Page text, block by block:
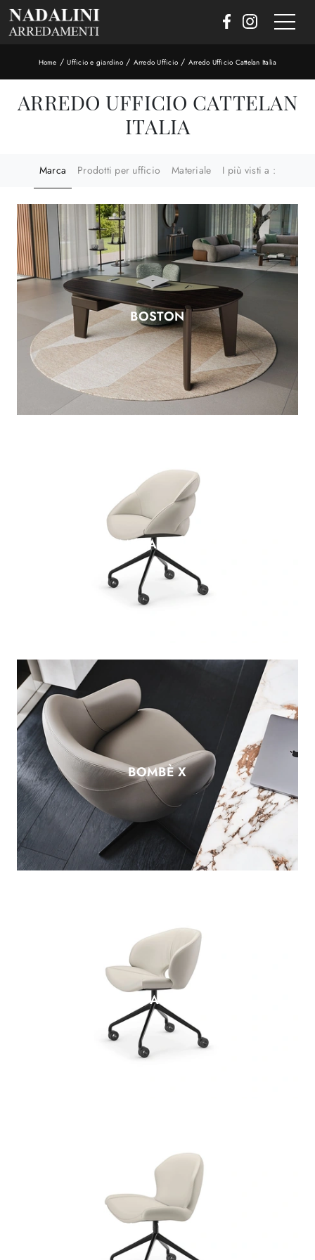
Home /Ufficio e giardino/ Arredo Ufficio / Arredo Ufficio Cattelan Italia
ARREDO UFFICIO CATTELAN
ITALIA
Marca Prodotti per ufficio Materiale I più visti a :
BOSTON
CAMILLA WHEELS
BOMBÈ X
MIRANDA WHEELS
RACHEL WHEELS